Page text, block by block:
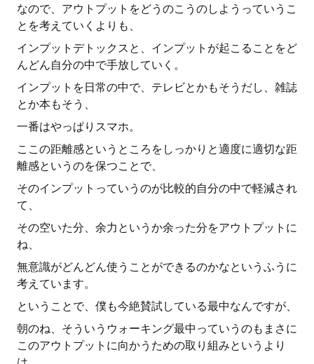
なので、アウトプットをどうのこうのしようっていうこ
とを考えていくよりも、
インプットデトックスと、インプットが起こることをど
んどん自分の中で手放していく。
インプットを日常の中で、テレビとかもそうだし、雑誌
とか本もそう、
一番はやっぱりスマホ。
ここの距離感というところをしっかりと適度に適切な距
離感というのを保つことで、
そのインプットっていうのが比較的自分の中で軽減され
て、
その空いた分、余力というか余った分をアウトプットに
ね、
無意識がどんどん使うことができるのかなというふうに
考えています。
ということで、僕も今絶賛試している最中なんですが、
朝のね、そういうウォーキング最中っていうのもまさに
このアウトプットに向かうための取り組みというより